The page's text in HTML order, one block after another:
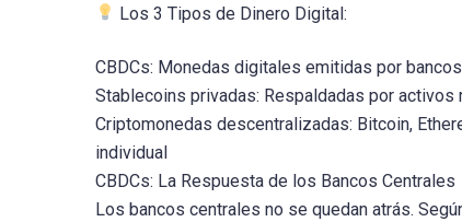
Los 3 Tipos de Dinero Digital:
CBDCs: Monedas digitales emitidas por
Stablecoins privadas: Respaldadas por
Criptomonedas descentralizadas: Bitcoin,
individual
CBDCs: La Respuesta de los Bancos Centrales
Los bancos centrales no se quedan atrás.